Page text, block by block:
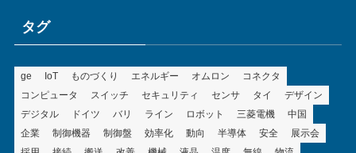
ータグ
ge IoT ものづくり エネルギー オムロン
コネクタ
コンピュータ
スイッチ セキュリティ センサ タイ
デザイン
デジタル
ドイツ バリ ライン ロボット 三菱電機
中国
企業
制御機器 制御盤 効率化 動向 半導体 安全
展示会